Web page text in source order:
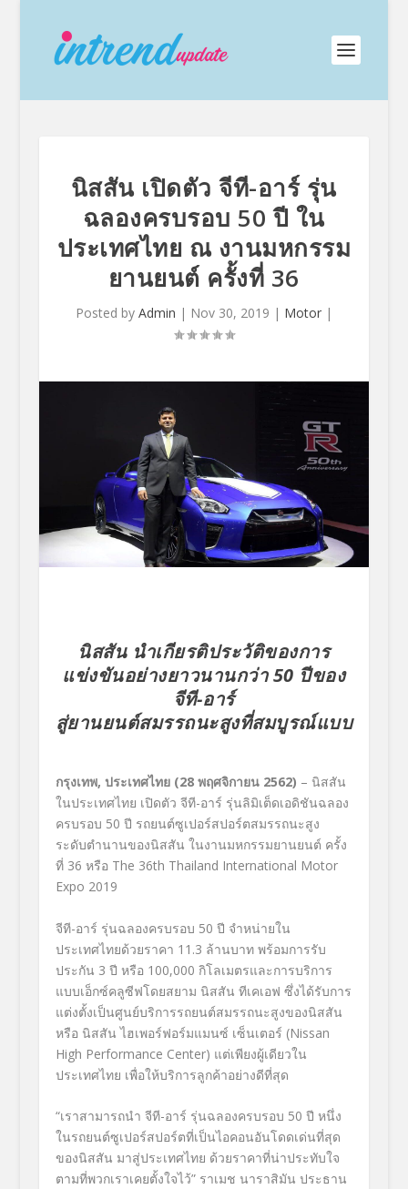
นิสสัน เปิดตัว จีที-อาร์ รุ่น
ฉลองครบรอบ 50 ปี ใน
ประเทศไทย ณ งานมหกรรม
ยานยนต์ ครั้งที่ 36
Posted by Admin | Nov 30, 2019 | Motor|
นิสสัน นำเกียรติประวัติของการ
แข่งขันอย่างยาวนานกว่า 50 ปีของ
จีที-อาร์
สู่ยานยนต์สมรรถนะสูงที่สมบูรณ์แบบ
กรุงเทพ, ประเทศไทย (28พฤศจิกายน 2562) – นิสสัน
ในประเทศไทย เปิดตัว จีที-อาร์ รุ่นลิมิเต็ดเอดิชันฉลอง
ครบรอบ 50 ปี รถยนต์ซูเปอร์สปอร์ตสมรรถนะสูง
ระดับตำนานของนิสสัน ในงานมหกรรมยานยนต์ ครั้ง
ที่ 36 หรือ The 36th Thailand International Motor
Expo 2019
จีที-อาร์ รุ่นฉลองครบรอบ 50 ปี จำหน่ายใน
ประเทศไทยด้วยราคา 11 .3 ล้านบาท พร้อมการรับ
ประกัน 3 ปี หรือ 100,000 กิโลเมตรและการบริการ
แบบเอ็กซ์คลูซีฟโดยสยาม นิสสัน ทีเคเอฟ ซึ่งได้รับการ
แต่งตั้งเป็นศูนย์บริการรถยนต์สมรรถนะสูงของนิสสัน
หรือ นิสสัน ไฮเพอร์ฟอร์มแมนซ์ เซ็นเตอร์ (Nissan
High Performance Center) แต่เพียงผู้เดียวใน
ประเทศไทย เพื่อให้บริการลูกค้าอย่างดีที่สุด
“เราสามารถนำ จีที-อาร์ รุ่นฉลองครบรอบ 50 ปี หนึ่ง
ในรถยนต์ซูเปอร์สปอร์ตที่เป็นไอคอนอันโดดเด่นที่สุด
ของนิสสัน มาสู่ประเทศไทย ด้วยราคาที่น่าประทับใจ
ตามที่พวกเราเคยตั้งใจไว้” ราเมช นาราสิมัน ประธาน